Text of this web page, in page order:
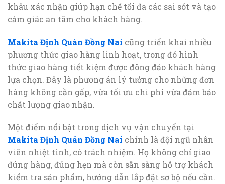
khâu xác nhận giúp hạn chế tối đa các sai sót và tạo
cảm giác an tâm cho khách hàng.
Makita Định Quán Đồng Nai cũng triển khai nhiều
phương thức giao hàng linh hoạt, trong đó hình
thức giao hàng tiết kiệm được đông đảo khách hàng
lựa chọn. Đây là phương án lý tưởng cho những đơn
hàng không cần gấp, vừa tối ưu chi phí vừa đảm bảo
chất lượng giao nhận.
Một điểm nổi bật trong dịch vụ vận chuyển tại
Makita Định Quán Đồng Nai chính là đội ngũ nhân
viên nhiệt tình, có trách nhiệm. Họ không chỉ giao
đúng hàng, đúng hẹn mà còn sẵn sàng hỗ trợ khách
kiểm tra sản phẩm, hướng dẫn lắp đặt sơ bộ nếu cần.